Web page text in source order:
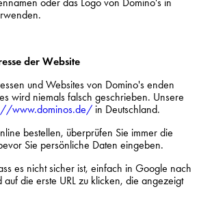
der Website
und Websites von Domino's enden
wird niemals falsch geschrieben. Unsere
www.dominos.de/ in Deutschland.
bestellen, überprüfen Sie immer die
Sie persönliche Daten eingeben.
es nicht sicher ist, einfach in Google nach
auf die erste URL zu klicken, die angezeigt